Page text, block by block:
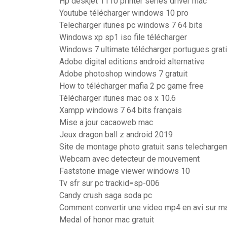
Youtube télécharger windows 10 pro
Telecharger itunes pc windows 7 64 bits
Windows xp sp1 iso file télécharger
Windows 7 ultimate télécharger portugues
Adobe digital editions android alternative
Adobe photoshop windows 7 gratuit
How to télécharger mafia 2 pc game free
Télécharger itunes mac os x 10.6
Xampp windows 7 64 bits français
Mise a jour cacaoweb mac
Jeux dragon ball z android 2019
Site de montage photo gratuit sans
Webcam avec detecteur de mouvement
Faststone image viewer windows 10
Tv sfr sur pc trackid=sp-006
Candy crush saga soda pc
Comment convertir une video mp4 en avi sur
Medal of honor mac gratuit